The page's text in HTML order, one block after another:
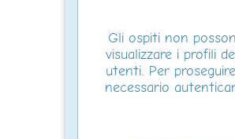
Gli ospiti non
visualizzare i profili
utenti. Per
necessario